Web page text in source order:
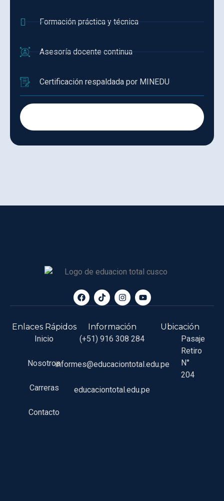
Formación práctica y técnica
Asesoría docente continua
Certificación respaldada por MINEDU
Enlaces Rápidos
Inicio
Nosotros
Carreras
Contacto
Información
(+51) 916 308 284
informes@educaciontotal.edu.pe
educaciontotal.edu.pe
Ubicación
Pasaje
Retiro
N°
204